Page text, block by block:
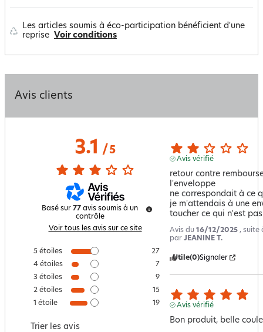
Les articles soumis à éco-participation bénéficient d'une
reprise Voir conditions
Avis clients
3.1/ 5
Basé sur 77 avis soumis à un
contrôle
Voir tous les avis sur ce site
5 étoiles
27
4 étoiles
7
3 étoiles
9
2 étoiles
15
1 étoile 19
Trier les avis
Avis vérifié
retour contre
l'enveloppe
ne correspondait à ce
je m'attendais à une
toucher ce qui n'est
Avis du 16/12/2025 , suite
par JEANINE T.
Utile(0)Signaler
Avis vérifié
Bon produit, belle